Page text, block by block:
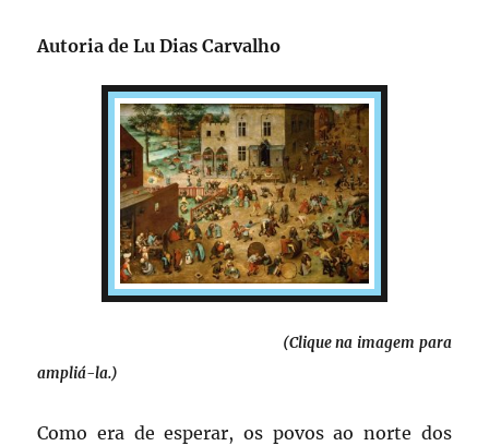
Autoria de Lu Dias Carvalho
(Clique na imagem para
ampliá-la.)
Como era de esperar, os povos ao norte dos